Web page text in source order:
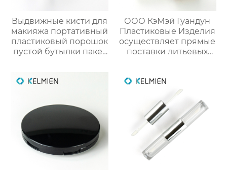
Выдвижные кисти для
макияжа портативный
пластиковый порошок
пустой бутылки пакет
ООО КэМэй Гуандун
Пластиковые Изделия
осуществляет прямые
поставки литьевых
мл (пустая упаковка)